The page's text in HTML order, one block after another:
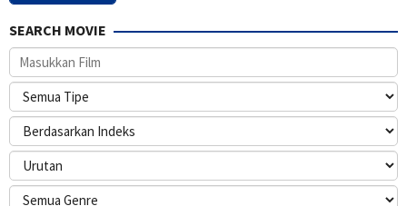
SEARCH MOVIE